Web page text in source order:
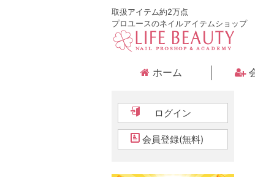
取扱アイテム約2万点
プロユースのネイルアイテムショップ
ホーム
ログイン
会員登録(無料)